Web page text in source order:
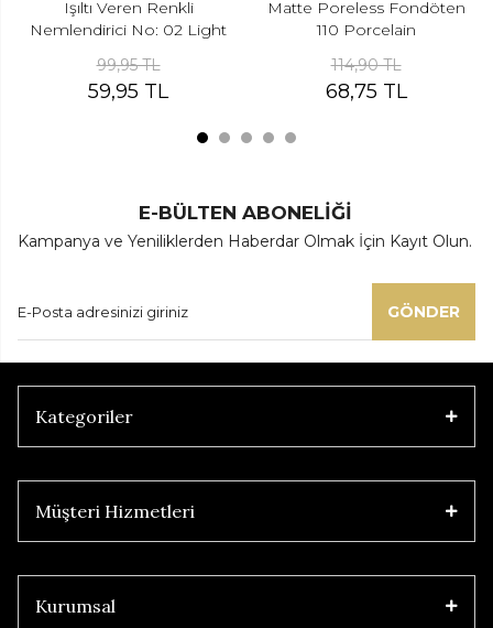
Işıltı Veren Renkli
Nemlendirici No: 02 Light
99,95 TL
59,95 TL
Matte Poreless Fondöten
110 Porcelain
114,90 TL
68,75 TL
E-BÜLTEN ABONELİĞİ
Kampanya ve Yeniliklerden Haberdar Olmak İçin Kayıt Olun.
GÖNDER
Kategoriler
Müşteri Hizmetleri
Kurumsal